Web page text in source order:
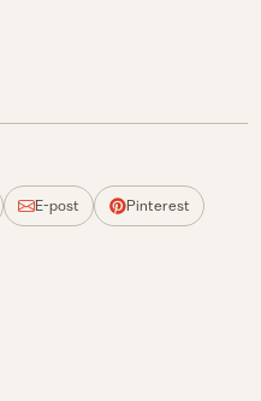
E-post Pinterest